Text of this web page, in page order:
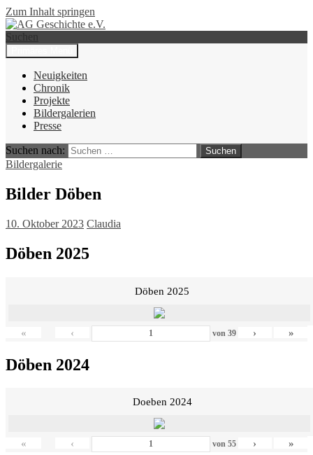
Zum Inhalt springen
AG Geschichte e.V.
Suchen
Neuigkeiten
Chronik
Projekte
Bildergalerien
Presse
Suchen nach:
Bildergalerie
Bilder Döben
10. Oktober 2023 Claudia
Döben 2025
Döben 2025
« ‹ von 39 › »
Döben 2024
Doeben 2024
« ‹ von 55 › »